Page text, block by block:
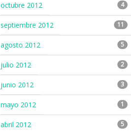
octubre 2012 4
septiembre 2012 11
agosto 2012 5
julio 2012 2
junio 2012 3
mayo 2012 1
abril 2012 5